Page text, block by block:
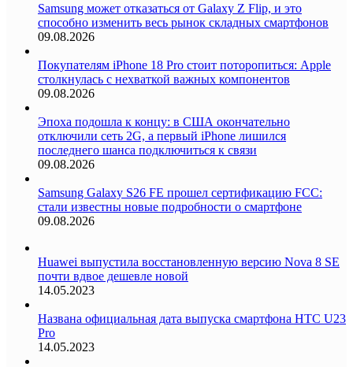
Samsung может отказаться от Galaxy Z Flip, и это
способно изменить весь рынок складных смартфонов
09.08.2026
Покупателям iPhone 18 Pro стоит поторопиться: Apple
столкнулась с нехваткой важных компонентов
09.08.2026
Эпоха подошла к концу: в США окончательно
отключили сеть 2G, а первый iPhone лишился
последнего шанса подключиться к связи
09.08.2026
Samsung Galaxy S26 FE прошел сертификацию FCC:
стали известны новые подробности о смартфоне
09.08.2026
Huawei выпустила восстановленную версию Nova 8 SE
почти вдвое дешевле новой
14.05.2023
Названа официальная дата выпуска смартфона HTC U23
Pro
14.05.2023